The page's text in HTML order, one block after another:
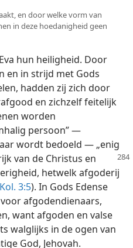
en door welke vorm van
in deze hoedanigheid geen
hun heiligheid. Door
en in strijd met Gods
hadden zij zich door
en zichzelf feitelijk
worden
persoon” —
wordt bedoeld — „enig
van de Christus en
hetwelk afgoderij
Kol. 3:5). In Gods Edense
afgodendienaars,
want afgoden en valse
walglijks in de ogen van
God, Jehovah.